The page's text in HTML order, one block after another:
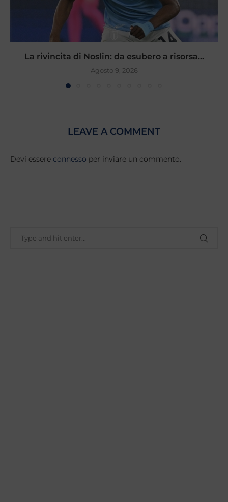
La rivincita di Noslin: da esubero a risorsa...
Agosto 9, 2026
LEAVE A COMMENT
Devi essere connesso per inviare un commento.